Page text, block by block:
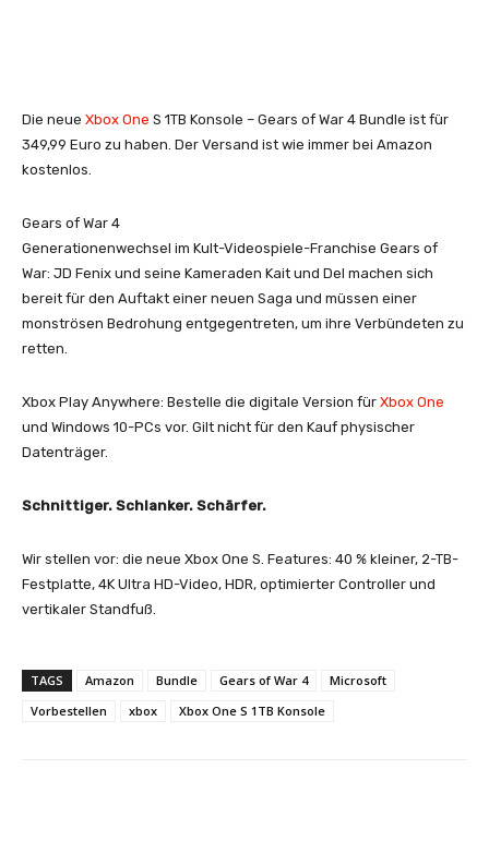
Die neue Xbox One S 1TB Konsole – Gears of War 4 Bundle ist für
349,99 Euro zu haben. Der Versand ist wie immer bei Amazon
kostenlos.
Gears of War 4
Generationenwechsel im Kult-Videospiele-Franchise Gears of
War: JD Fenix und seine Kameraden Kait und Del machen sich
bereit für den Auftakt einer neuen Saga und müssen einer
monströsen Bedrohung entgegentreten, um ihre Verbündeten zu
retten.
Xbox Play Anywhere: Bestelle die digitale Version für Xbox One
und Windows 10-PCs vor. Gilt nicht für den Kauf physischer
Datenträger.
Schnittiger. Schlanker. Schärfer.
Wir stellen vor: die neue Xbox One S. Features: 40 % kleiner, 2-TB-
Festplatte, 4K Ultra HD-Video, HDR, optimierter Controller und
vertikaler Standfuß.
TAGS Amazon Bundle Gears of War 4
Microsoft
Vorbestellen
xbox Xbox One S 1TB Konsole